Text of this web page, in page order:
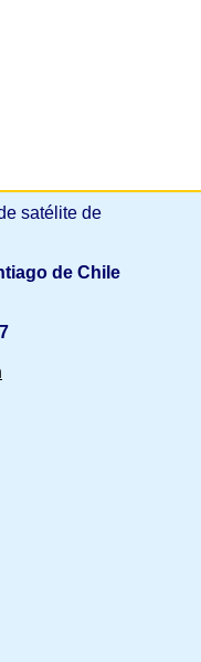
satélite de
de Chile